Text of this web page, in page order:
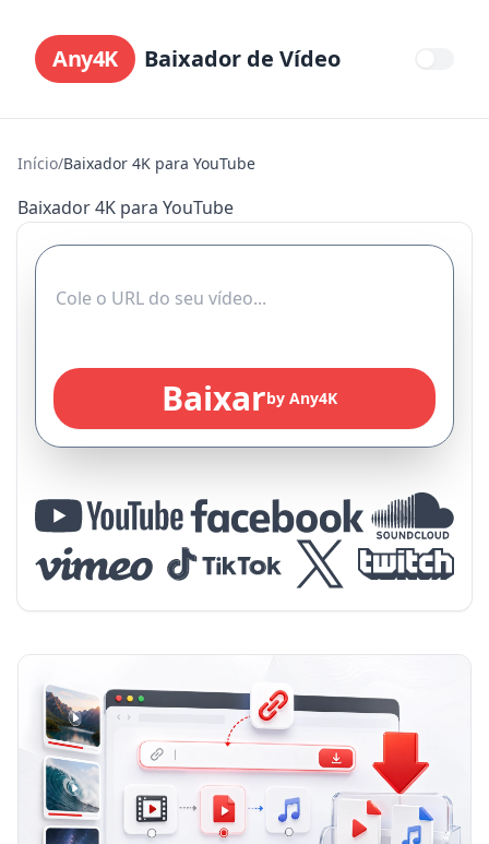
Any4K Baixador de Vídeo
Início/Baixador 4K para YouTube
Baixador 4K para YouTube
Baixarby Any4K